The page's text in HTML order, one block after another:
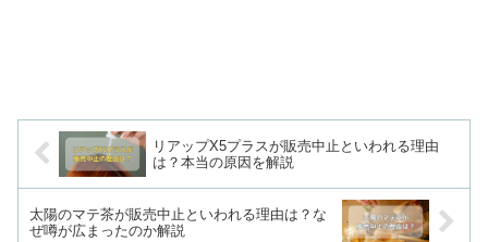
リアップX5プラスが販売中止といわれる理由
は？本当の原因を解説
太陽のマテ茶が販売中止といわれる理由は？な
ぜ噂が広まったのか解説